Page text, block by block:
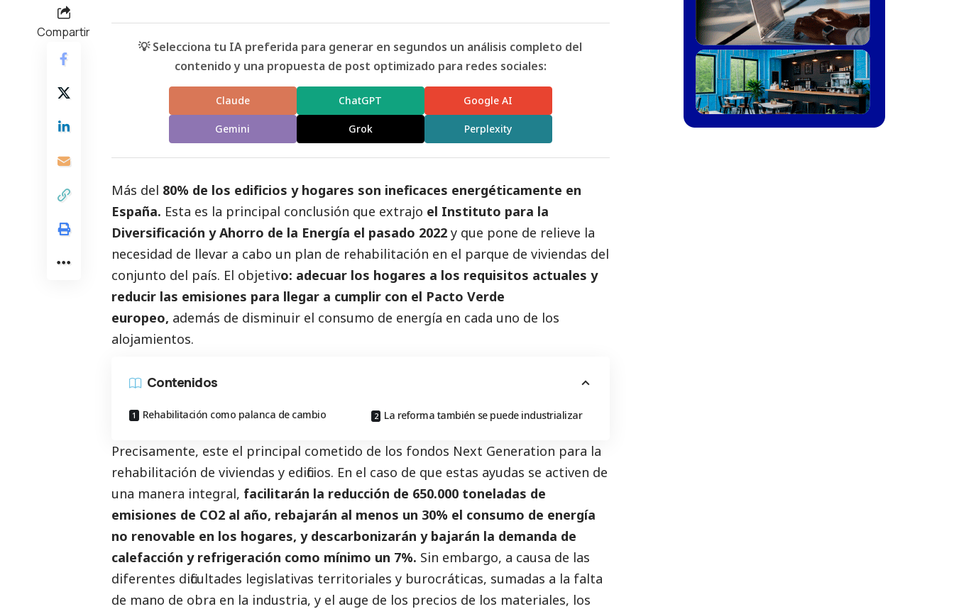
Compartir
💡 Selecciona tu IA preferida para generar en segundos un análisis completo del
contenido y una propuesta de post optimizado para redes sociales:
Claude ChatGPT Google AI
Gemini Grok Perplexity
Más del 80% de los edificios y hogares son ineficaces energéticamente en
España. Esta es la principal conclusión que extrajo el Instituto para la
Diversificación y Ahorro de la Energía el pasado 2022 y que pone de relieve la
necesidad de llevar a cabo un plan de rehabilitación en el parque de viviendas del
conjunto del país. El objetivo: adecuar los hogares a los requisitos actuales y
reducir las emisiones para llegar a cumplir con el Pacto Verde
europeo, además de disminuir el consumo de energía en cada uno de los
alojamientos.
Contenidos
Rehabilitación como palanca de cambio La reforma también se puede industrializar
Precisamente, este el principal cometido de los fondos Next Generation para la
rehabilitación de viviendas y edificios. En el caso de que estas ayudas se activen de
una manera integral, facilitarán la reducción de 650.000 toneladas de
emisiones de CO2 al año, rebajarán al menos un 30% el consumo de energía
no renovable en los hogares, y descarbonizarán y bajarán la demanda de
calefacción y refrigeración como mínimo un 7%. Sin embargo, a causa de las
diferentes dificultades legislativas territoriales y burocráticas, sumadas a la falta
de mano de obra en la industria, y el auge de los precios de los materiales, los